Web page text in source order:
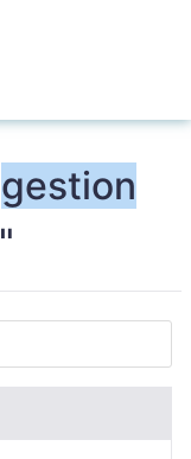
gestion
"